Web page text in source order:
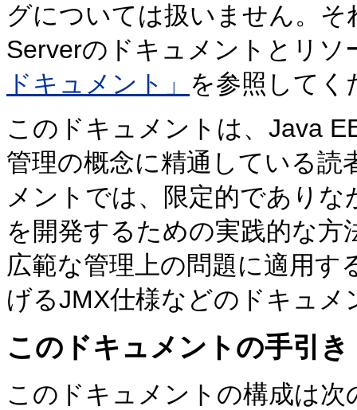
グについては扱いません。
Serverのドキュメントとリ
ドキュメント」 を参照してく
このドキュメントは、Java
管理の概念に精通している
メントでは、限定的であり
を開発するための実践的な
広範な管理上の問題に適用す
げるJMX仕様などのドキュ
このドキュメントの手引き
このドキュメントの構成は次